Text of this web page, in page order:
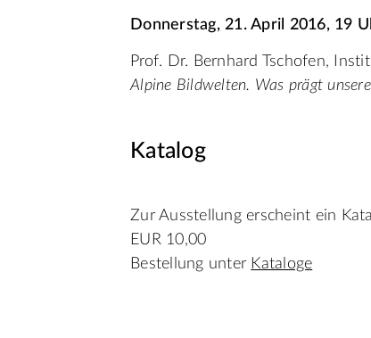
Donnerstag, 21. April 2016, 19
Prof. Dr. Bernhard Tschofen,
Alpine Bildwelten. Was prägt
Katalog
Zur Ausstellung erscheint ein
EUR 10,00
Bestellung unter Kataloge